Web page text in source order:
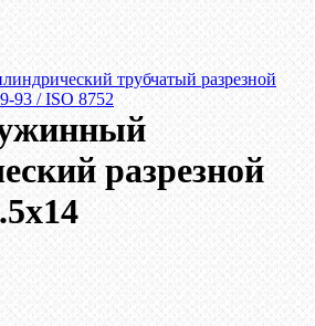
трубчатый разрезной
93 / ISO 8752
разрезной